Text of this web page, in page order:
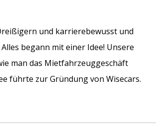
und karrierebewusst und
begann mit einer Idee! Unsere
man das Mietfahrzeuggeschäft
führte zur Gründung von Wisecars.